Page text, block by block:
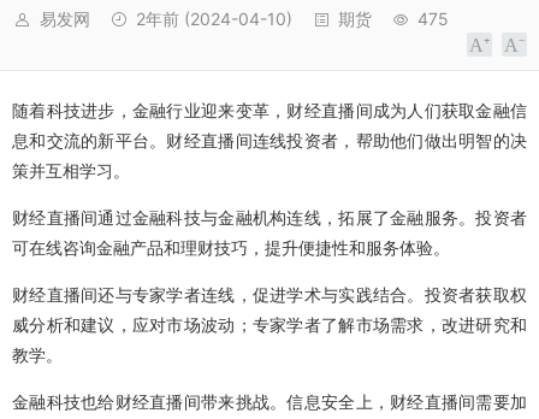
易发网 2年前 (2024-04-10) 期货 475
随着科技进步，金融行业迎来变革，财经直播间成为人们获取金融信
息和交流的新平台。财经直播间连线投资者，帮助他们做出明智的决
策并互相学习。
财经直播间通过金融科技与金融机构连线，拓展了金融服务。投资者
可在线咨询金融产品和理财技巧，提升便捷性和服务体验。
财经直播间还与专家学者连线，促进学术与实践结合。投资者获取权
威分析和建议，应对市场波动；专家学者了解市场需求，改进研究和
教学。
金融科技也给财经直播间带来挑战。信息安全上，财经直播间需要加